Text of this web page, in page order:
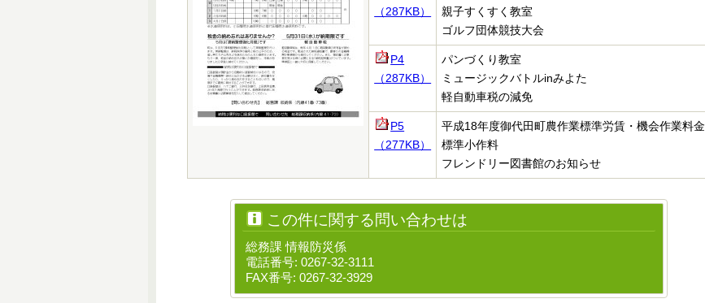
（287KB）
親子すくすく教室
ゴルフ団体競技大会
P4
（287KB）
パンづくり教室
ミュージックバトルinみよた
軽自動車税の減免
P5
（277KB）
平成18年度御代田町農作業標準労賃・機会作業料金
標準小作料
フレンドリー図書館のお知らせ
この件に関する問い合わせは
総務課 情報防災係
電話番号: 0267-32-3111
FAX番号: 0267-32-3929